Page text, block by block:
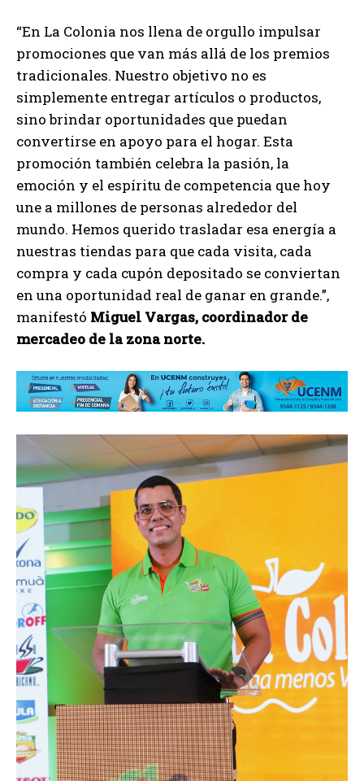
“En La Colonia nos llena de orgullo impulsar
promociones que van más allá de los premios
tradicionales. Nuestro objetivo no es
simplemente entregar artículos o productos,
sino brindar oportunidades que puedan
convertirse en apoyo para el hogar. Esta
promoción también celebra la pasión, la
emoción y el espíritu de competencia que hoy
une a millones de personas alrededor del
mundo. Hemos querido trasladar esa energía a
nuestras tiendas para que cada visita, cada
compra y cada cupón depositado se conviertan
en una oportunidad real de ganar en grande.”,
manifestó Miguel Vargas, coordinador de
mercadeo de la zona norte.